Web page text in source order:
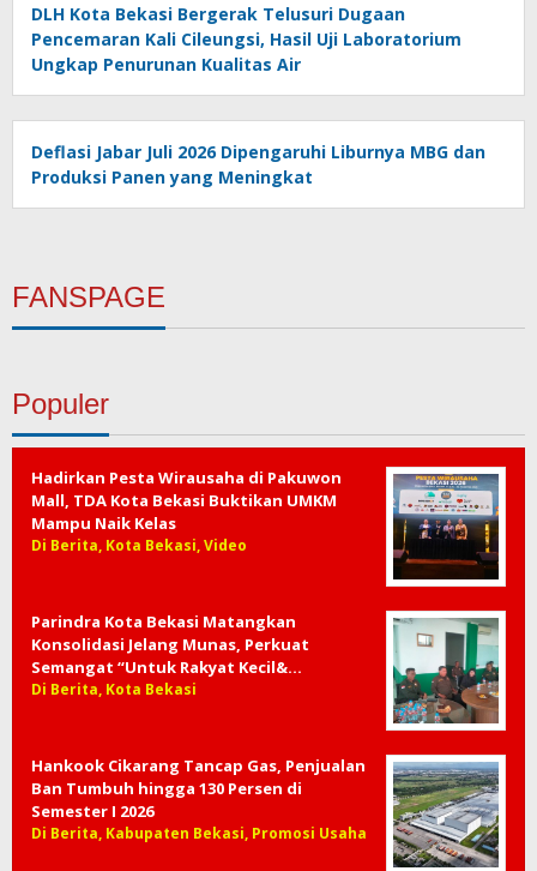
DLH Kota Bekasi Bergerak Telusuri Dugaan
Pencemaran Kali Cileungsi, Hasil Uji Laboratorium
Ungkap Penurunan Kualitas Air
Deflasi Jabar Juli 2026 Dipengaruhi Liburnya MBG dan
Produksi Panen yang Meningkat
FANSPAGE
Populer
Hadirkan Pesta Wirausaha di Pakuwon
Mall, TDA Kota Bekasi Buktikan UMKM
Mampu Naik Kelas
Di Berita, Kota Bekasi, Video
Parindra Kota Bekasi Matangkan
Konsolidasi Jelang Munas, Perkuat
Semangat “Untuk Rakyat Kecil&…
Di Berita, Kota Bekasi
Hankook Cikarang Tancap Gas, Penjualan
Ban Tumbuh hingga 130 Persen di
Semester I 2026
Di Berita, Kabupaten Bekasi, Promosi Usaha